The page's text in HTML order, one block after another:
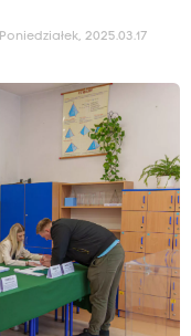
2025.03.17